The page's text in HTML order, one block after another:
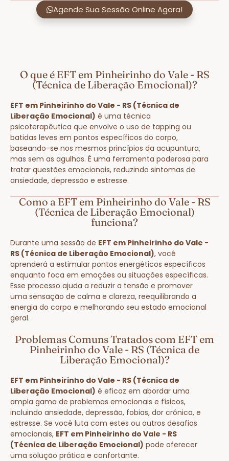
Agende Sua Sessão Online Agora!
O que é EFT em Pinheirinho do Vale - RS
(Técnica de Liberação Emocional)?
EFT em Pinheirinho do Vale - RS (Técnica de
Liberação Emocional) é uma técnica
psicoterapêutica que envolve o uso de tapping ou
batidas leves em pontos específicos do corpo,
baseando-se nos mesmos princípios da acupuntura,
mas sem as agulhas. É uma ferramenta poderosa para
tratar questões emocionais, reduzindo sintomas de
ansiedade, depressão e estresse.
Como a EFT em Pinheirinho do Vale - RS
(Técnica de Liberação Emocional)
funciona?
Durante uma sessão de EFT em Pinheirinho do Vale -
RS (Técnica de Liberação Emocional), você
aprenderá a estimular pontos energéticos específicos
enquanto foca em emoções ou situações específicas.
Esse processo ajuda a reduzir a tensão e promover
uma sensação de calma e clareza, reequilibrando a
energia do corpo e melhorando seu estado emocional
geral.
Problemas Comuns Tratados com EFT em
Pinheirinho do Vale - RS (Técnica de
Liberação Emocional)?
EFT em Pinheirinho do Vale - RS (Técnica de
Liberação Emocional) é eficaz em abordar uma
ampla gama de problemas emocionais e físicos,
incluindo ansiedade, depressão, fobias, dor crônica, e
estresse. Se você luta com estes ou outros desafios
emocionais, EFT em Pinheirinho do Vale - RS
(Técnica de Liberação Emocional) pode oferecer
uma solução prática e confortante.